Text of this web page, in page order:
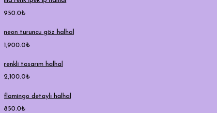
950.0₺
neon turuncu göz halhal
1,900.0₺
renkli tasarım halhal
2,100.0₺
flamingo detaylı halhal
850.0₺